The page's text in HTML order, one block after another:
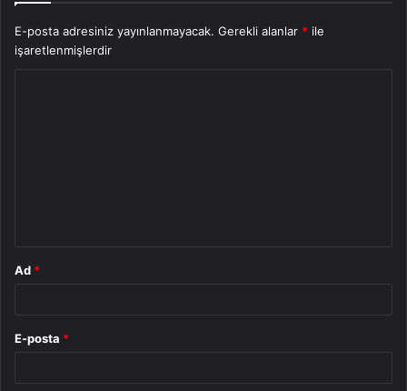
E-posta adresiniz yayınlanmayacak. Gerekli alanlar * ile
işaretlenmişlerdir
Ad *
E-posta *